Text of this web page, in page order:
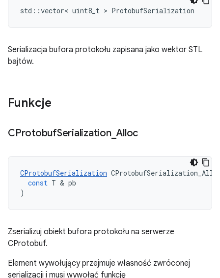
std::vector< uint8_t > ProtobufSerialization
Serializacja bufora protokołu zapisana jako wektor STL
bajtów.
Funkcje
CProtobufSerialization_Alloc
CProtobufSerialization
const T & pb
)
Zserializuj obiekt bufora protokołu na serwerze
CProtobuf.
Element wywołujący przejmuje własność zwróconej
serializacji i musi wywołać funkcję